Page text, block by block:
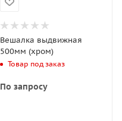
Вешалка выдвижная
500мм (хром)
Товар под заказ
По запросу